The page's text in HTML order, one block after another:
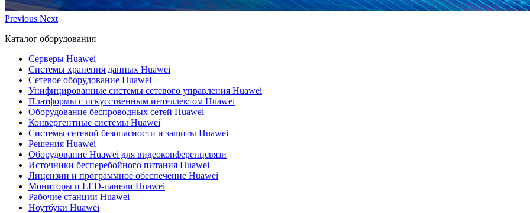
Previous Next
Каталог оборудования
Серверы Huawei
Системы хранения данных Huawei
Сетевое оборудование Huawei
Унифицированные системы сетевого управления Huawei
Платформы с искусственным интеллектом Huawei
Оборудование беспроводных сетей Huawei
Конвергентные системы Huawei
Системы сетевой безопасности и защиты Huawei
Решения Huawei
Оборудование Huawei для видеоконференцсвязи
Источники бесперебойного питания Huawei
Лицензии и программное обеспечение Huawei
Мониторы и LED-панели Huawei
Рабочие станции Huawei
Ноутбуки Huawei